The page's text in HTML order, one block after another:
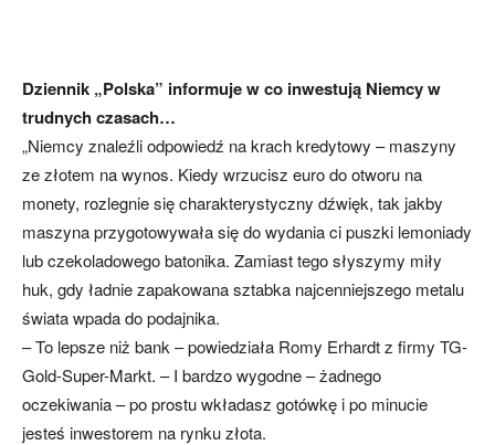
Dziennik „Polska” informuje w co inwestują Niemcy w
trudnych czasach…
„Niemcy znaleźli odpowiedź na krach kredytowy – maszyny
ze złotem na wynos. Kiedy wrzucisz euro do otworu na
monety, rozlegnie się charakterystyczny dźwięk, tak jakby
maszyna przygotowywała się do wydania ci puszki lemoniady
lub czekoladowego batonika. Zamiast tego słyszymy miły
huk, gdy ładnie zapakowana sztabka najcenniejszego metalu
świata wpada do podajnika.
– To lepsze niż bank – powiedziała Romy Erhardt z firmy TG-
Gold-Super-Markt. – I bardzo wygodne – żadnego
oczekiwania – po prostu wkładasz gotówkę i po minucie
jesteś inwestorem na rynku złota.